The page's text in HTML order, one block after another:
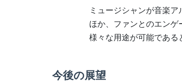
ミュージシャンが音楽
ほか、ファンとのエン
様々な用途が可能である
今後の展望